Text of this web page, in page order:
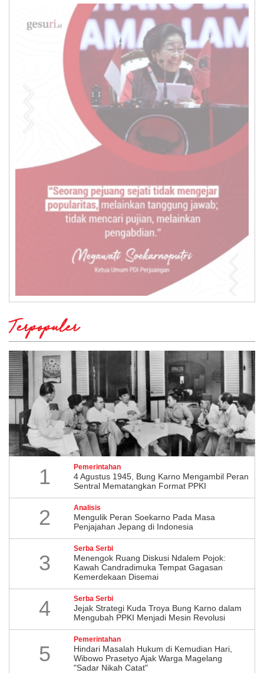
Terpopuler
1 Pemerintahan
4 Agustus 1945, Bung Karno Mengambil Peran
Sentral Mematangkan Format PPKI
2 Analisis
Mengulik Peran Soekarno Pada Masa
Penjajahan Jepang di Indonesia
3
Serba Serbi
Menengok Ruang Diskusi Ndalem Pojok:
Kawah Candradimuka Tempat Gagasan
Kemerdekaan Disemai
4 Serba Serbi
Jejak Strategi Kuda Troya Bung Karno dalam
Mengubah PPKI Menjadi Mesin Revolusi
5
Pemerintahan
Hindari Masalah Hukum di Kemudian Hari,
Wibowo Prasetyo Ajak Warga Magelang
"Sadar Nikah Catat"